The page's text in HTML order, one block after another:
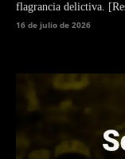
flagrancia delictiva.
16 de julio de 2026